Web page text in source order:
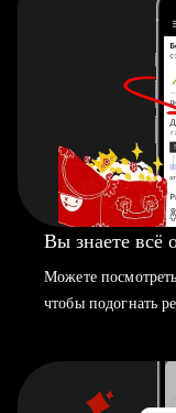
Вы знаете всё
Можете
чтобы подогнать